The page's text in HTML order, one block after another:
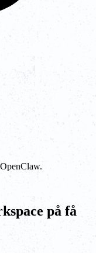
på få